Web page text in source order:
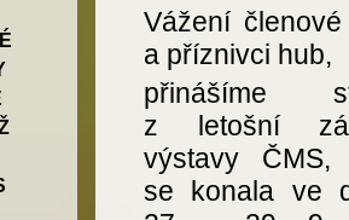
Vážení
a příznivci hub,
přinášíme
z letošní
výstavy ČMS,
se konala ve